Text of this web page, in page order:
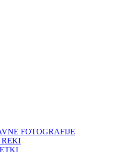
FOTOGRAFIJE
REKI